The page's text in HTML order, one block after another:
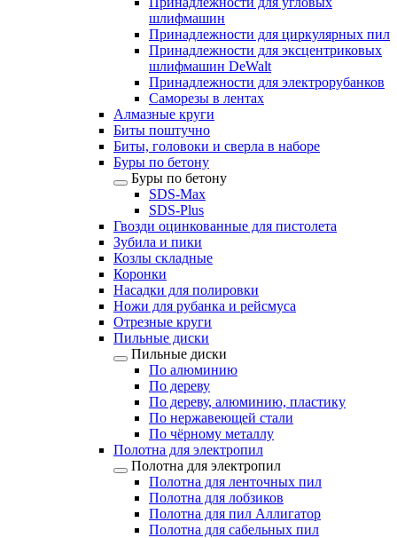
шлифмашин
Принадлежности для циркулярных пил
Принадлежности для эксцентриковых
шлифмашин DeWalt
Принадлежности для электрорубанков
Саморезы в лентах
Алмазные круги
Биты поштучно
Биты, головоки и сверла в наборе
Буры по бетону
Буры по бетону
SDS-Max
SDS-Plus
Гвозди оцинкованные для пистолета
Зубила и пики
Козлы складные
Коронки
Насадки для полировки
Ножи для рубанка и рейсмуса
Отрезные круги
Пильные диски
Пильные диски
По алюминию
По дереву
По дереву, алюминию, пластику
По нержавеющей стали
По чёрному металлу
Полотна для электропил
Полотна для электропил
Полотна для ленточных пил
Полотна для лобзиков
Полотна для пил Аллигатор
Полотна для сабельных пил